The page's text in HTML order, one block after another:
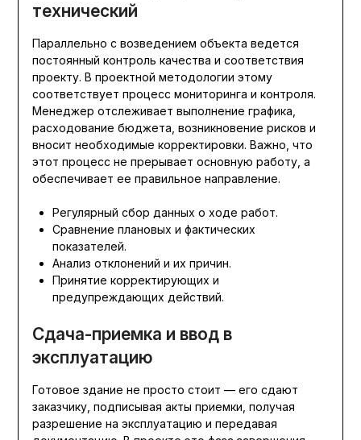
технический
Параллельно с возведением объекта ведется
постоянный контроль качества и соответствия
проекту. В проектной методологии этому
соответствует процесс мониторинга и контроля.
Менеджер отслеживает выполнение графика,
расходование бюджета, возникновение рисков и
вносит необходимые корректировки. Важно, что
этот процесс не прерывает основную работу, а
обеспечивает ее правильное направление.
Регулярный сбор данных о ходе работ.
Сравнение плановых и фактических
показателей.
Анализ отклонений и их причин.
Принятие корректирующих и
предупреждающих действий.
Сдача-приемка и ввод в
эксплуатацию
Готовое здание не просто стоит — его сдают
заказчику, подписывая акты приемки, получая
разрешение на эксплуатацию и передавая